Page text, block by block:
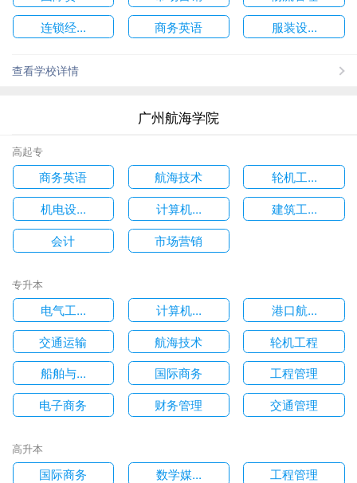
连锁经...
商务英语 服装设...
查看学校详情
广州航海学院
高起专
商务英语 航海技术
轮机工...
机电设...
计算机...
建筑工...
会计
市场营销
专升本
电气工... 计算机...
港口航...
交通运输
航海技术
轮机工程
船舶与...
国际商务
工程管理
电子商务
财务管理 交通管理
高升本
国际商务 数学媒...
工程管理